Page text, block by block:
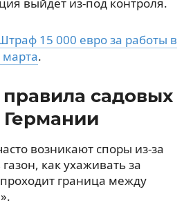
15 000 евро за работы в
марта.
садовых
Германии
возникают споры из-за
газон, как ухаживать за
граница между